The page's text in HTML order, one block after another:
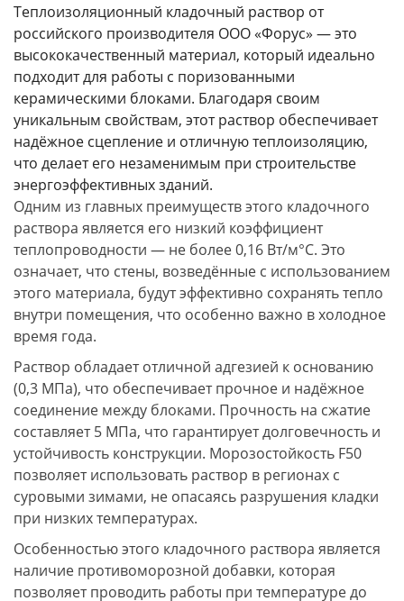
Теплоизоляционный кладочный раствор от
российского производителя ООО «Форус» — это
высококачественный материал, который идеально
подходит для работы с поризованными
керамическими блоками. Благодаря своим
уникальным свойствам, этот раствор обеспечивает
надёжное сцепление и отличную теплоизоляцию,
что делает его незаменимым при строительстве
энергоэффективных зданий.
Одним из главных преимуществ этого кладочного
раствора является его низкий коэффициент
теплопроводности — не более 0,16 Вт/м°С. Это
означает, что стены, возведённые с использованием
этого материала, будут эффективно сохранять тепло
внутри помещения, что особенно важно в холодное
время года.
Раствор обладает отличной адгезией к основанию
(0,3 МПа), что обеспечивает прочное и надёжное
соединение между блоками. Прочность на сжатие
составляет 5 МПа, что гарантирует долговечность и
устойчивость конструкции. Морозостойкость F50
позволяет использовать раствор в регионах с
суровыми зимами, не опасаясь разрушения кладки
при низких температурах.
Особенностью этого кладочного раствора является
наличие противоморозной добавки, которая
позволяет проводить работы при температуре до